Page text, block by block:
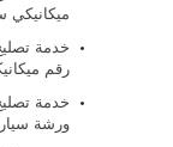
ميكانيكي
رقم
ورشة